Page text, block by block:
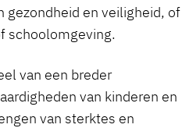
gezondheid en veiligheid, of
schoolomgeving.
van een breder
van kinderen en
van sterktes en